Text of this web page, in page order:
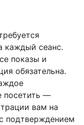
каждый сеанс.
показы и
обязательна.
посетить —
вам на
подтверждением